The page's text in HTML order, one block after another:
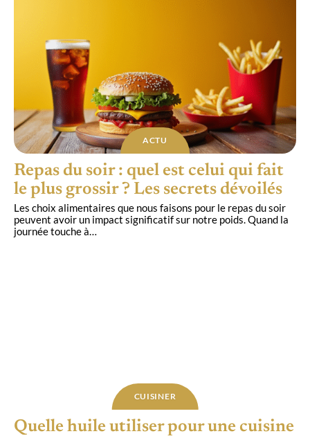
ACTU
Repas du soir : quel est celui qui fait
le plus grossir ? Les secrets dévoilés
Les choix alimentaires que nous faisons pour le repas du soir
peuvent avoir un impact significatif sur notre poids. Quand la
journée touche à…
CUISINER
Quelle huile utiliser pour une cuisine